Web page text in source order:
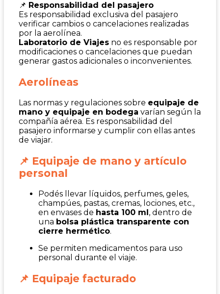
📌 Responsabilidad del pasajero
Es responsabilidad exclusiva del pasajero
verificar cambios o cancelaciones realizadas
por la aerolínea.
Laboratorio de Viajes no es responsable por
modificaciones o cancelaciones que puedan
generar gastos adicionales o inconvenientes.
Aerolíneas
Las normas y regulaciones sobre equipaje de
mano y equipaje en bodega varían según la
compañía aérea. Es responsabilidad del
pasajero informarse y cumplir con ellas antes
de viajar.
📌 Equipaje de mano y artículo
personal
Podés llevar líquidos, perfumes, geles,
champúes, pastas, cremas, lociones, etc.,
en envases de hasta 100 ml , dentro de
una bolsa plástica transparente con
cierre hermético.
Se permiten medicamentos para uso
personal durante el viaje.
📌 Equipaje facturado